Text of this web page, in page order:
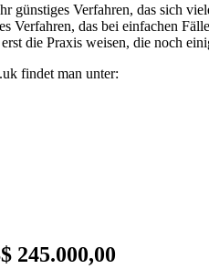
Verfahren, das sich
Verfahren, das bei einfachen
die Praxis weisen, die noch
findet man unter: